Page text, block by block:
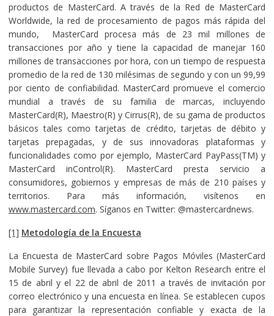
productos de MasterCard. A través de la Red de MasterCard
Worldwide, la red de procesamiento de pagos más rápida del
mundo, MasterCard procesa más de 23 mil millones de
transacciones por año y tiene la capacidad de manejar 160
millones de transacciones por hora, con un tiempo de respuesta
promedio de la red de 130 milésimas de segundo y con un 99,99
por ciento de confiabilidad. MasterCard promueve el comercio
mundial a través de su familia de marcas, incluyendo
MasterCard(R), Maestro(R) y Cirrus(R), de su gama de productos
básicos tales como tarjetas de crédito, tarjetas de débito y
tarjetas prepagadas, y de sus innovadoras plataformas y
funcionalidades como por ejemplo, MasterCard PayPass(TM) y
MasterCard inControl(R). MasterCard presta servicio a
consumidores, gobiernos y empresas de más de 210 países y
territorios. Para más información, visítenos en
www.mastercard.com. Síganos en Twitter: @mastercardnews.
[1] Metodología de la Encuesta
La Encuesta de MasterCard sobre Pagos Móviles (MasterCard
Mobile Survey) fue llevada a cabo por Kelton Research entre el
15 de abril y el 22 de abril de 2011 a través de invitación por
correo electrónico y una encuesta en línea. Se establecen cupos
para garantizar la representación confiable y exacta de la